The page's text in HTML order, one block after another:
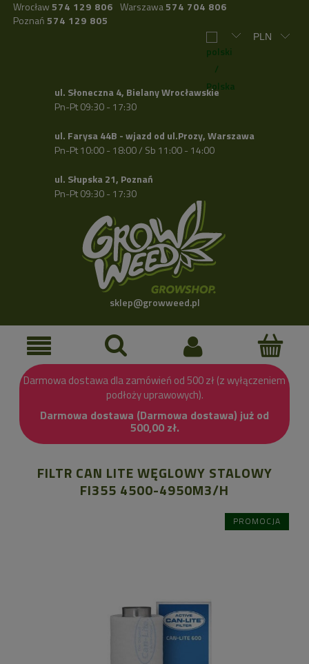
Wrocław 574 129 806 Warszawa574 704 806
Poznań 574 129 805
ul. Słoneczna 4, Bielany Wrocławskie
Pn-Pt 09:30 - 17:30
ul. Farysa 44B - wjazd od ul.Prozy, Warszawa
Pn-Pt 10:00 - 18:00 / Sb 11:00 - 14:00
ul. Słupska 21, Poznań
Pn-Pt 09:30 - 17:30
sklep@growweed.pl
Darmowa dostawa dla zamówień od 500 zł (z wyłączeniem
podłoży uprawowych).
Darmowa dostawa (Darmowa dostawa) już od
500,00 zł.
FILTR CAN LITE WĘGLOWY STALOWY
FI355 4500-4950M3/H
PROMOCJA